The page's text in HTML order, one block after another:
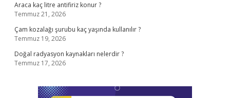
Araca kaç litre antifiriz konur ?
Temmuz 21, 2026
Çam kozalağı şurubu kaç yaşında kullanılır ?
Temmuz 19, 2026
Doğal radyasyon kaynakları nelerdir ?
Temmuz 17, 2026